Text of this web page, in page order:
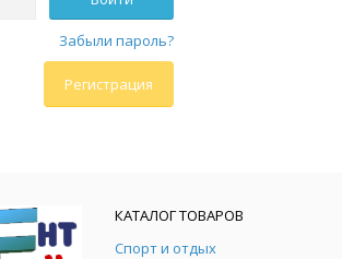
Забыли пароль?
Регистрация
КАТАЛОГ ТОВАРОВ
Спорт и отдых